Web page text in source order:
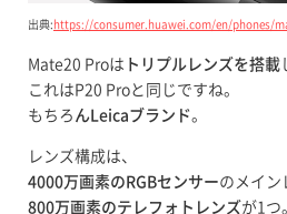
出典: https://consumer.huawei.com/en/phones/
Mate20 Proは トリプルレンズを搭載
これはP20 Proと同じですね。
もちろ んLeicaブランド 。
レンズ構成は、
4000万画素のRGBセンサーのメイン
800万画素のテレフォトレンズが1つ